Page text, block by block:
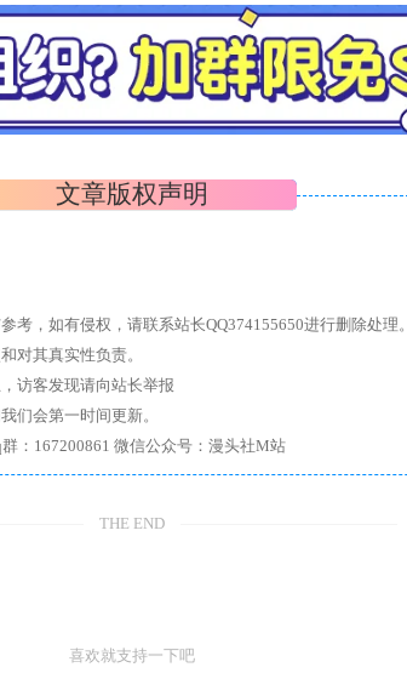
文章版权声明
，如有侵权，请联系站长QQ374155650进行删除处理。
对其真实性负责。
访客发现请向站长举报
们会第一时间更新。
7、带你进入绅士内部，畅所欲言，释放最真实的自我官方qq群：167200861 微信公众号：漫头社M站
THE END
喜欢就支持一下吧